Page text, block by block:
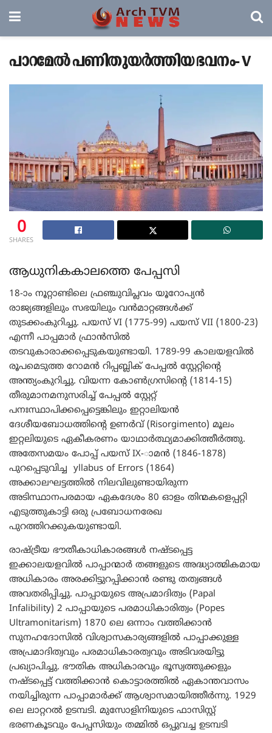
പാറമേല്‍ പണിതുയര്‍ത്തിയ ഭവനം- V
0
SHARES
ആധുനികകാലത്തെ പേപ്പസി
18-ാം നൂറ്റാണ്ടിലെ ഫ്രഞ്ചുവിപ്ലവം യൂറോപ്യന്‍
രാജ്യങ്ങളിലും സഭയിലും വന്‍മാറ്റങ്ങള്‍ക്ക്
തുടക്കംകുറിച്ചു. പയസ് VI (1775-99) പയസ് VII (1800-23)
എന്നീ പാപ്പമാര്‍ ഫ്രാന്‍സില്‍
തടവുകാരാക്കപ്പെടുകയുണ്ടായി. 1789-99 കാലയളവില്‍
രൂപമെടുത്ത റോമന്‍ റിപ്പബ്ലിക് പേപ്പല്‍ സ്റ്റേറ്റിന്‍റെ
അന്ത്യംകുറിച്ചു. വിയന്ന കോണ്‍ഗ്രസിന്‍റെ (1814-15)
തീരുമാനമനുസരിച്ച് പേപ്പല്‍ സ്റ്റേറ്റ്
പനഃസ്ഥാപിക്കപ്പെട്ടെങ്കിലും ഇറ്റാലിയന്‍
ദേശീയബോധത്തിന്‍റെ ഉണര്‍വ് (Risorgimento) മൂലം
ഇറ്റലിയുടെ ഏകീകരണം യാഥാര്‍ത്ഥ്യമാക്കിത്തീര്‍ത്തു.
അതേസമയം പോപ്പ് പയസ് IX-ാമന്‍ (1846-1878)
പുറപ്പെടുവിച്ച yllabus of Errors (1864)
അക്കാലഘട്ടത്തില്‍ നിലവിലുണ്ടായിരുന്ന
അടിസ്ഥാനപരമായ ഏകദേശം 80 ഓളം തിന്മകളെപ്പറ്റി
എടുത്തുകാട്ടി ഒരു പ്രബോധനരേഖ
പുറത്തിറക്കുകയുണ്ടായി.
രാഷ്ട്രീയ ഭൗതീകാധികാരങ്ങള്‍ നഷ്ടപ്പെട്ട
ഇക്കാലയളവില്‍ പാപ്പാന്മാര്‍ തങ്ങളുടെ അദ്ധ്യാത്മികമായ
അധികാരം അരക്കിട്ടുറപ്പിക്കാന്‍ രണ്ടു തത്വങ്ങള്‍
അവതരിപ്പിച്ചു. പാപ്പായുടെ അപ്രമാദിത്വം (Papal
Infalibility) 2 പാപ്പായുടെ പരമാധികാരിത്വം (Popes
Ultramonitarism) 1870 ലെ ഒന്നാം വത്തിക്കാന്‍
സുനഹദോസില്‍ വിശ്വാസകാര്യങ്ങളില്‍ പാപ്പാക്കുള്ള
അപ്രമാദിത്വവും പരമാധികാരത്വവും അടിവരയിട്ടു
പ്രഖ്യാപിച്ചു. ഭൗതിക അധികാരവും ഭൂസ്വത്തുക്കളും
നഷ്ടപ്പെട്ട് വത്തിക്കാന്‍ കൊട്ടാരത്തില്‍ ഏകാന്തവാസം
നയിച്ചിരുന്ന പാപ്പാമാര്‍ക്ക് ആശ്വാസമായിത്തീര്‍ന്നു. 1929
ലെ ലാറ്ററല്‍ ഉടമ്പടി. മുസോളിനിയുടെ ഫാസിസ്റ്റ്
ഭരണകൂടവും പേപ്പസിയും തമ്മില്‍ ഒപ്പുവച്ച ഉടമ്പടി